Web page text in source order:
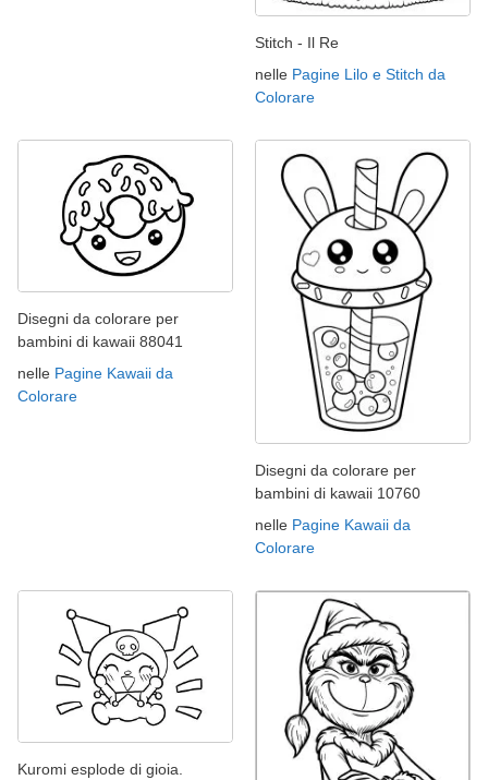
Stitch - Il Re
nelle Pagine Lilo e Stitch da
Colorare
Disegni da colorare per
bambini di kawaii 88041
nelle Pagine Kawaii da
Colorare
Disegni da colorare per
bambini di kawaii 10760
nelle Pagine Kawaii da
Colorare
Kuromi esplode di gioia.